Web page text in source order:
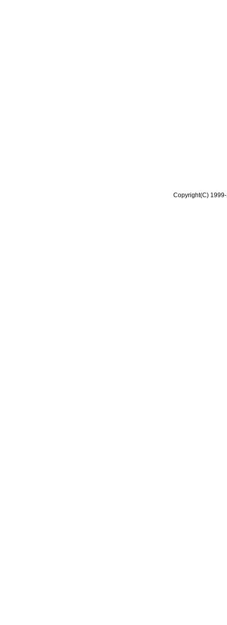
Copyright(C)